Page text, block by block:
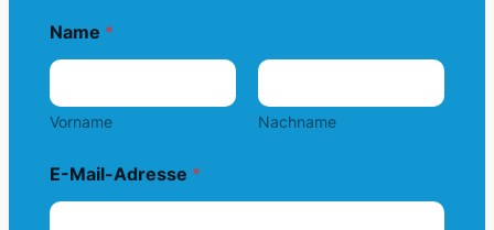
Name *
Vorname Nachname
E-Mail-Adresse *